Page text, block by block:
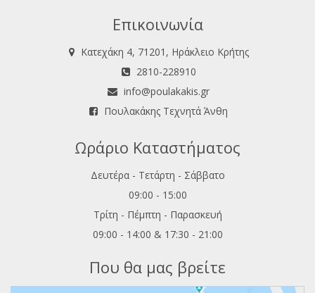
Επικοινωνία
Κατεχάκη 4, 71201, Ηράκλειο Κρήτης
2810-228910
info@poulakakis.gr
Πουλακάκης Τεχνητά Άνθη
Ωράριο Καταστήματος
Δευτέρα - Τετάρτη - Σάββατο
09:00 - 15:00
Τρίτη - Πέμπτη - Παρασκευή
09:00 - 14:00 & 17:30 - 21:00
Που θα μας βρείτε